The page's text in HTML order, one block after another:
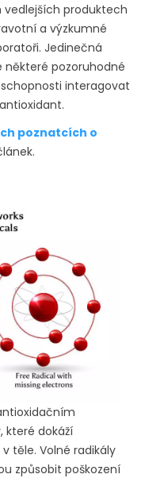
produktech
a výzkumné
Jedinečná
pozoruhodné
interagovat
poznatcích o
které dokáží
těle. Volné radikály
způsobit poškození